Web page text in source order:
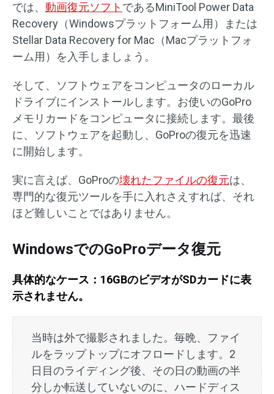
では、 動画復元ソフト であるMiniTool Power Data
Recovery（Windowsプラットフォーム用）または
Stellar Data Recovery for Mac（Macプラットフォ
ーム用）を入手しましょう。
そして、ソフトウェアをコンピュータのローカル
ドライブにインストールします。お使いのGoPro
メモリカードをコンピュータに接続します。最後
に、ソフトウェアを起動し、GoProの復元を迅速
に開始します。
実に言えば、GoProの壊れたファイルの復元は、
専門的な復元ツールを手に入れさえすれば、それ
ほど難しいことではありません。
WindowsでのGoProデータ復元
具体的なケース：16GBのビデオがSDカードに表
示されません。
当時は外で撮影されました。毎晩、ファイ
ルをラップトップにオフロードします。2
日目のライディング後、その日の動画の半
分しか転送していないのに、ハードディス